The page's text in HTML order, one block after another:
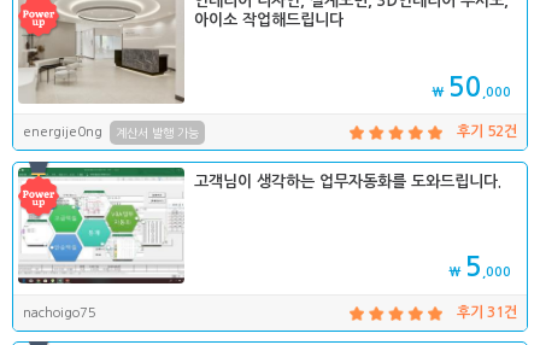
아이소 작업해드립니다
₩ 50 ,000
energije0ng 계산서 발행 가능 후기 52건
고객님이 생각하는 업무자동화를 도와드립니다.
₩ 5 ,000
nachoigo75 후기 31건